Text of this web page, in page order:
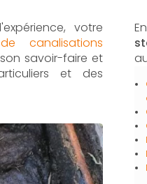
votre
canalisations
savoir-faire et
et des